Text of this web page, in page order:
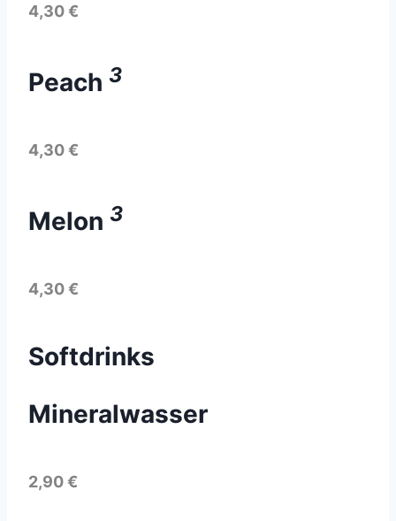
4,30 €
Peach 3
4,30 €
Melon 3
4,30 €
Softdrinks
Mineralwasser
2,90 €